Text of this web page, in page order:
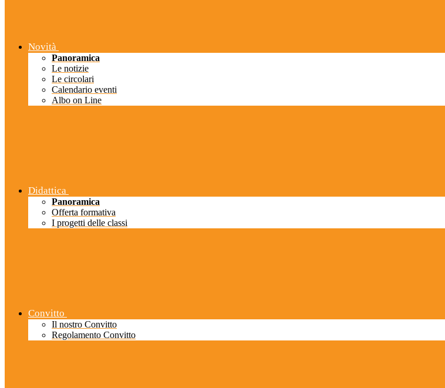
Novità
Panoramica
Le notizie
Le circolari
Calendario eventi
Albo on Line
Didattica
Panoramica
Offerta formativa
I progetti delle classi
Convitto
Il nostro Convitto
Regolamento Convitto